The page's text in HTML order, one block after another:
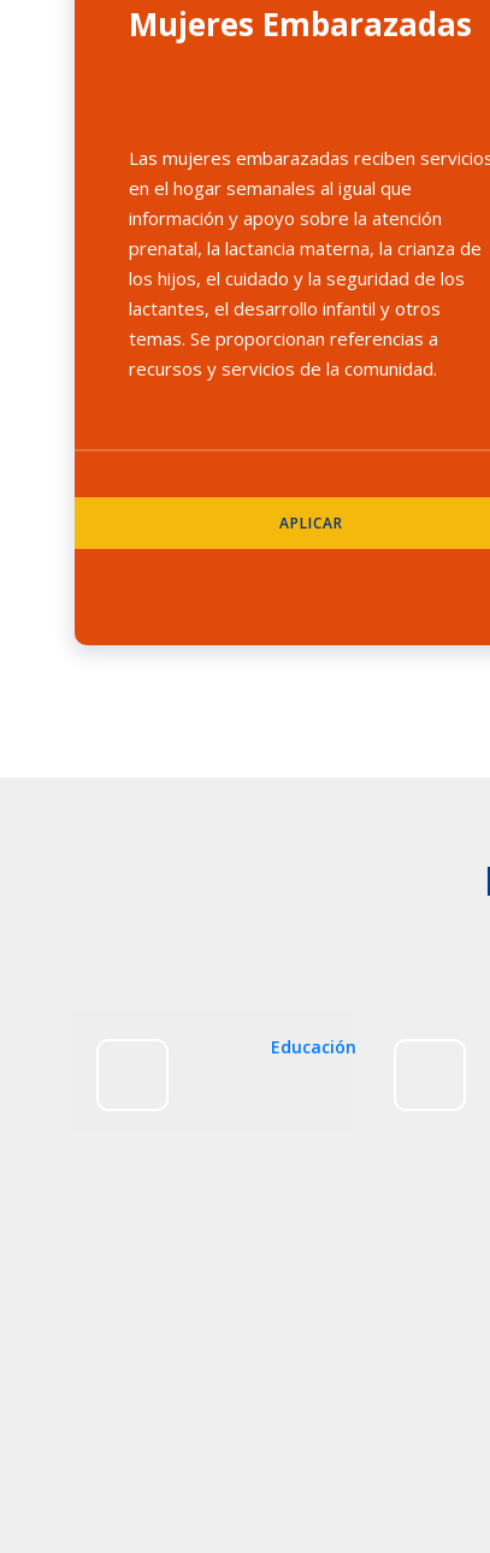
Mujeres Embarazadas
Las mujeres embarazadas reciben
en el hogar semanales al igual que
información y apoyo sobre la atención
prenatal, la lactancia materna, la crianza de
los hijos, el cuidado y la seguridad de los
lactantes, el desarrollo infantil y otros
temas. Se proporcionan referencias a
recursos y servicios de la comunidad.
APLICAR
Educación